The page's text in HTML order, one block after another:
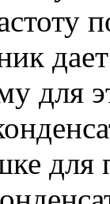
для